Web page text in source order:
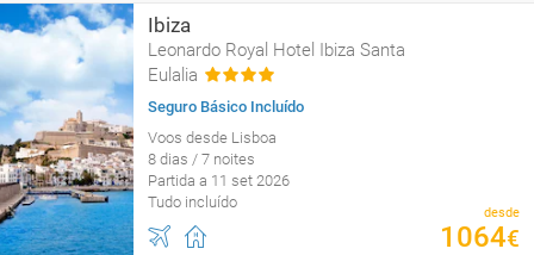
Ibiza
Leonardo Royal Hotel Ibiza Santa
Eulalia
Seguro Básico Incluído
Voos desde Lisboa
8 dias / 7 noites
Partida a 11 set 2026
Tudo incluído
desde
1064€